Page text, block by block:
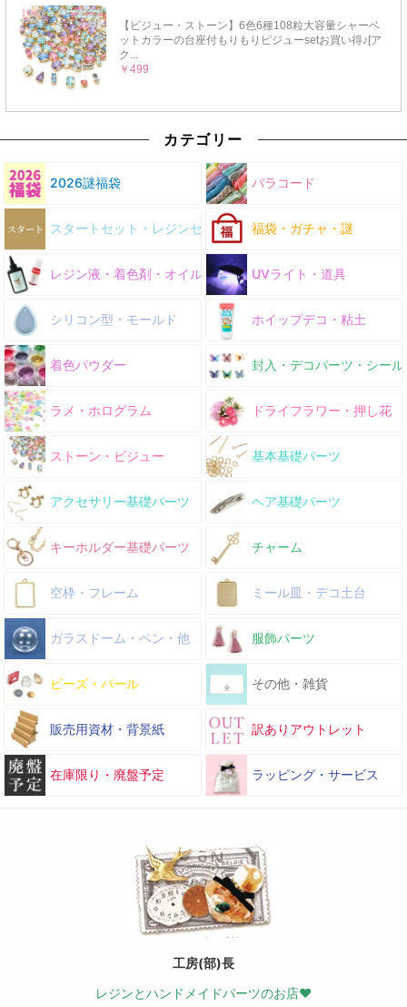
カテゴリー
2026謎福袋 パラコード
スタートセット・レジンセット 福袋・ガチャ・謎
レジン液・着色剤・オイル UVライト・道具
シリコン型・モールド ホイップデコ・粘土
着色パウダー 封入・デコパーツ・シール
ラメ・ホログラム ドライフラワー・押し花
ストーン・ビジュー 基本基礎パーツ
アクセサリー基礎パーツ ヘア基礎パーツ
キーホルダー基礎パーツ チャーム
空枠・フレーム ミール皿・デコ土台
ガラスドーム・ペン・他 服飾パーツ
ビーズ・パール その他・雑貨
販売用資材・背景紙 訳ありアウトレット
在庫限り・廃盤予定 ラッピング・サービス
工房(部)長
レジンとハンドメイドパーツのお店♥